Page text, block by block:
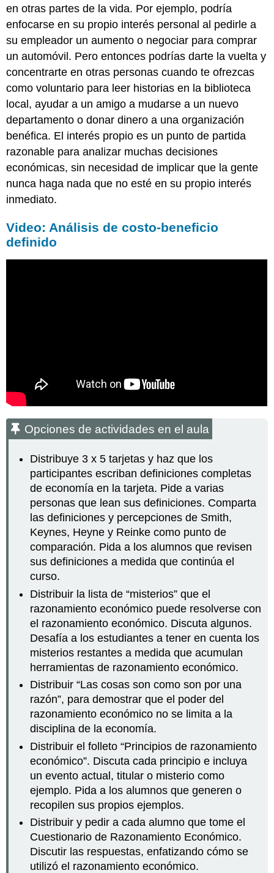
en otras partes de la vida. Por ejemplo, podría
enfocarse en su propio interés personal al pedirle a
su empleador un aumento o negociar para comprar
un automóvil. Pero entonces podrías darte la vuelta y
concentrarte en otras personas cuando te ofrezcas
como voluntario para leer historias en la biblioteca
local, ayudar a un amigo a mudarse a un nuevo
departamento o donar dinero a una organización
benéfica. El interés propio es un punto de partida
razonable para analizar muchas decisiones
económicas, sin necesidad de implicar que la gente
nunca haga nada que no esté en su propio interés
inmediato.
Video: Análisis de costo-beneficio
definido
Opciones de actividades en el aula
Distribuye 3 x 5 tarjetas y haz que los
participantes escriban definiciones completas
de economía en la tarjeta. Pide a varias
personas que lean sus definiciones. Comparta
las definiciones y percepciones de Smith,
Keynes, Heyne y Reinke como punto de
comparación. Pida a los alumnos que revisen
sus definiciones a medida que continúa el
curso.
Distribuir la lista de “misterios” que el
razonamiento económico puede resolverse con
el razonamiento económico. Discuta algunos.
Desafía a los estudiantes a tener en cuenta los
misterios restantes a medida que acumulan
herramientas de razonamiento económico.
Distribuir “Las cosas son como son por una
razón”, para demostrar que el poder del
razonamiento económico no se limita a la
disciplina de la economía.
Distribuir el folleto “Principios de razonamiento
económico”. Discuta cada principio e incluya
un evento actual, titular o misterio como
ejemplo. Pida a los alumnos que generen o
recopilen sus propios ejemplos.
Distribuir y pedir a cada alumno que tome el
Cuestionario de Razonamiento Económico.
Discutir las respuestas, enfatizando cómo se
utilizó el razonamiento económico.